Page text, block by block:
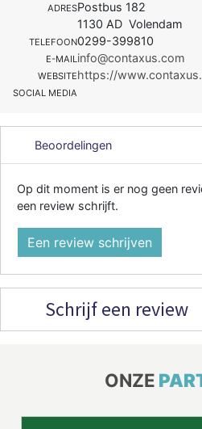
ADRESPostbus 182
1130 AD Volendam
TELEFOON0299-399810
E-MAIL info@contaxus.com
WEBSITEhttps://
SOCIAL MEDIA
Beoordelingen
Op dit moment is er nog geen
een review schrijft.
Een review schrijven
Schrijf een review
ONZE